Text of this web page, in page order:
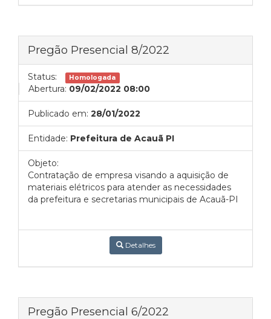
Pregão Presencial 8/2022
Status: Homologada
Abertura: 09/02/2022 08:00
Publicado em: 28/01/2022
Entidade: Prefeitura de Acauã PI
Objeto:
Contratação de empresa visando a aquisição de
materiais elétricos para atender as necessidades
da prefeitura e secretarias municipais de Acauã-PI
Detalhes
Pregão Presencial 6/2022